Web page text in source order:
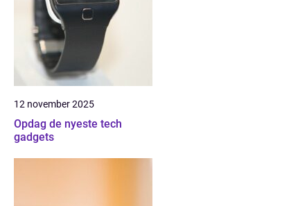
12 november 2025
Opdag de nyeste tech
gadgets